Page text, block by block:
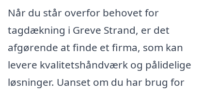
Når du står overfor behovet for
tagdækning i Greve Strand, er det
afgørende at finde et firma, som kan
levere kvalitetshåndværk og pålidelige
løsninger. Uanset om du har brug for